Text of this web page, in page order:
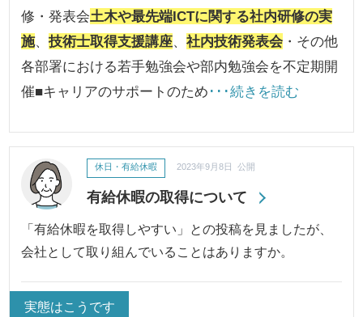
修・発表会土木や最先端ICTに関する社内研修の実
施、技術士取得支援講座、社内技術発表会 ・その他
各部署における若手勉強会や部内勉強会を不定期開
催■キャリアのサポートのため ･･･続きを読む
有給休暇の取得について
休日・有給休暇 2023年9月8日 公開
「有給休暇を取得しやすい」との投稿を見ましたが、
会社として取り組んでいることはありますか。
実態はこうです